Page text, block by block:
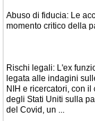
Abuso di fiducia: Le
momento critico della
Rischi legali: L'ex
legata alle indagini
NIH e ricercatori, con
degli Stati Uniti sulla
del Covid, un ...